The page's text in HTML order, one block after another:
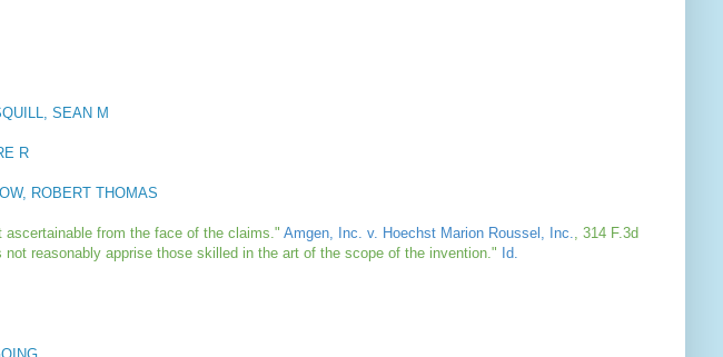
SEAN M
R
ROBERT THOMAS
from the face of the claims." Amgen, Inc. v. Hoechst Marion Roussel, Inc., 314 F.3d
reasonably apprise those skilled in the art of the scope of the invention." Id.